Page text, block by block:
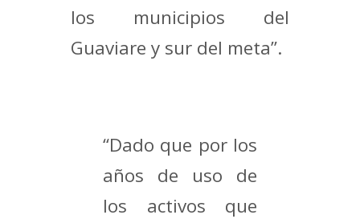
los municipios del
Guaviare y sur del meta”.
“Dado que por los
años de uso de
los activos que